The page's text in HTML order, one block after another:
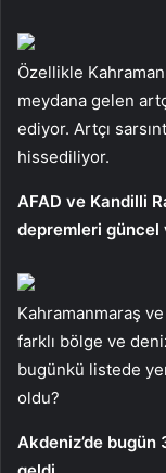
Özellikle
meydana gelen
ediyor. Artçı
hissediliyor.
AFAD ve Kandilli
depremleri güncel
Kahramanmaraş ve
farklı bölge ve
bugünkü listede
oldu?
Akdeniz’de